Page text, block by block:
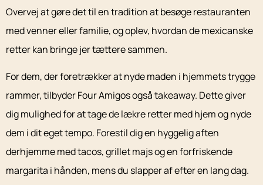
Overvej at gøre det til en tradition at besøge restauranten
med venner eller familie, og oplev, hvordan de mexicanske
retter kan bringe jer tættere sammen.
For dem, der foretrækker at nyde maden i hjemmets trygge
rammer, tilbyder Four Amigos også takeaway. Dette giver
dig mulighed for at tage de lækre retter med hjem og nyde
dem i dit eget tempo. Forestil dig en hyggelig aften
derhjemme med tacos, grillet majs og en forfriskende
margarita i hånden, mens du slapper af efter en lang dag.